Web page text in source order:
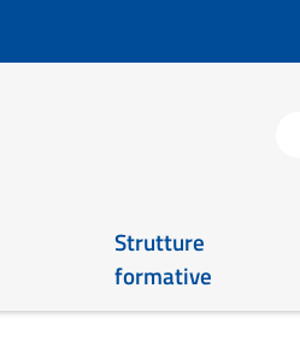
Strutture
formative